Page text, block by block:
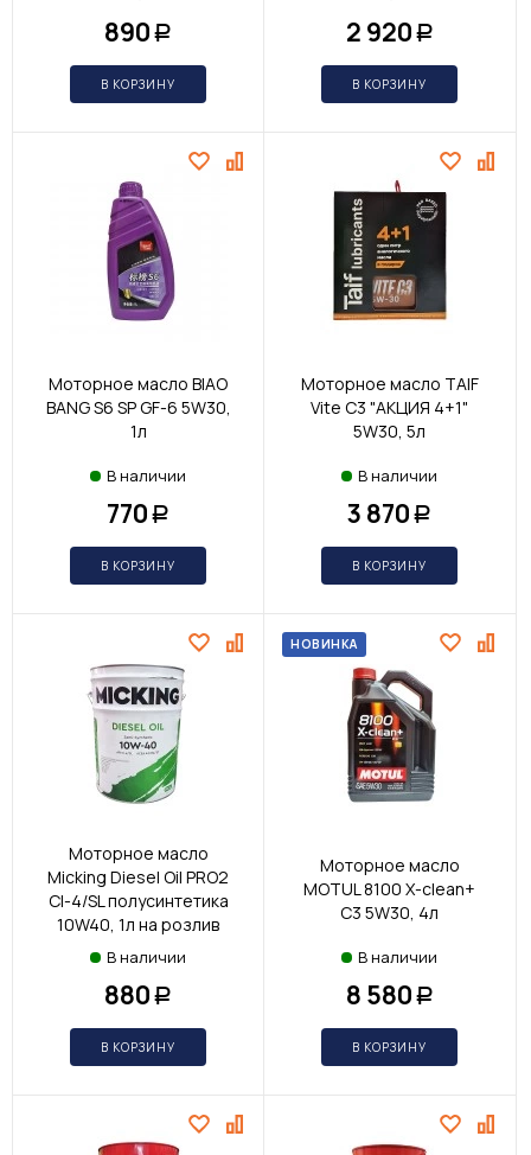
890 Р
В КОРЗИНУ
2 920 Р
В КОРЗИНУ
Моторное масло BIAO
BANG S6 SP GF-6 5W30,
1л
В наличии
770 Р
В КОРЗИНУ
Моторное масло TAIF
Vite С3 "АКЦИЯ 4+1"
5W30, 5л
В наличии
3 870 Р
В КОРЗИНУ
Моторное масло
Micking Diesel Oil PRO2
CI-4/SL полусинтетика
10W40, 1л на розлив
В наличии
880 Р
В КОРЗИНУ
НОВИНКА
Моторное масло
MOTUL 8100 X-clean+
C3 5W30, 4л
В наличии
8 580 Р
В КОРЗИНУ